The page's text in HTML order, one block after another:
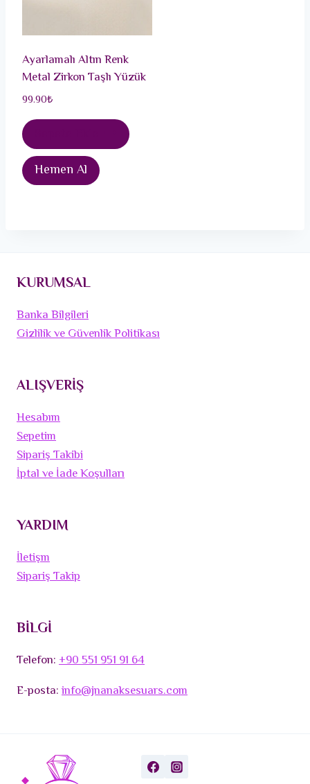
Ayarlamalı Altın Renk
Metal Zirkon Taşlı Yüzük
99.90₺
Hemen Al
KURUMSAL
Banka Bilgileri
Gizlilik ve Güvenlik Politikası
ALIŞVERİŞ
Hesabım
Sepetim
Sipariş Takibi
İptal ve İade Koşulları
YARDIM
İletişm
Sipariş Takip
BİLGİ
Telefon:+90 551 951 91 64
E-posta:info@jnanaksesuars.com